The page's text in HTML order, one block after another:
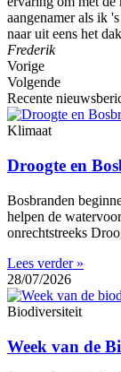
aangenamer als ik
naar uit eens het
Frederik
Vorige
Volgende
Recente
Klimaat
Droogte en
Bosbranden
helpen de
onrechtstreeks
Lees verder »
28/07/2026
Biodiversiteit
Week van de